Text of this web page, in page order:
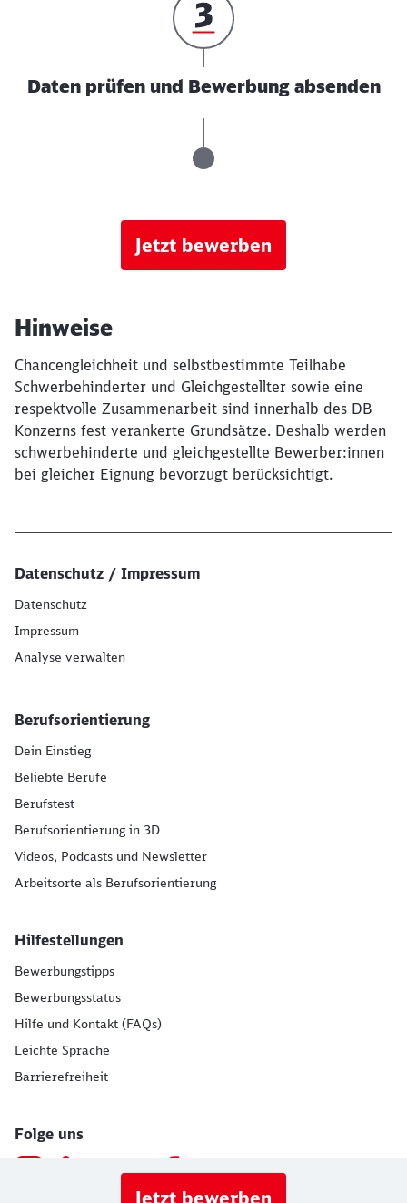
Daten prüfen und Bewerbung absenden
Jetzt bewerben
Hinweise
Chancengleichheit und selbstbestimmte Teilhabe
Schwerbehinderter und Gleichgestellter sowie eine
respektvolle Zusammenarbeit sind innerhalb des DB
Konzerns fest verankerte Grundsätze. Deshalb werden
schwerbehinderte und gleichgestellte Bewerber:innen
bei gleicher Eignung bevorzugt berücksichtigt.
Jetzt bewerben
Datenschutz / Impressum
Datenschutz
Impressum
Analyse verwalten
Berufsorientierung
Dein Einstieg
Beliebte Berufe
Berufstest
Berufsorientierung in 3D
Videos, Podcasts und Newsletter
Arbeitsorte als Berufsorientierung
Hilfestellungen
Bewerbungstipps
Bewerbungsstatus
Hilfe und Kontakt (FAQs)
Leichte Sprache
Barrierefreiheit
Folge uns